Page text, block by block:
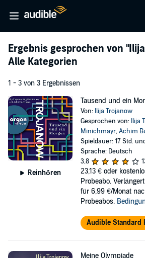
Ergebnis gesprochen von
Alle Kategorien
1 - 3 von 3 Ergebnissen
Reinhören
Tausend und ein
Von: Ilija Trojanow
Gesprochen von: Ilija
Minichmayr,Achim
Spieldauer: 17 Std.
Sprache: Deutsch
3,8
23,13 € oder
Probeabo.
für 6,99 €/Monat
Probeabos.
Audible Standard
Meine Olympiade